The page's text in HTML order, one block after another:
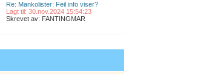
Re: Mankolister: Feil info viser?
Lagt til: 30.nov.2024 15:54:23
Skrevet av: FANTINGMAR